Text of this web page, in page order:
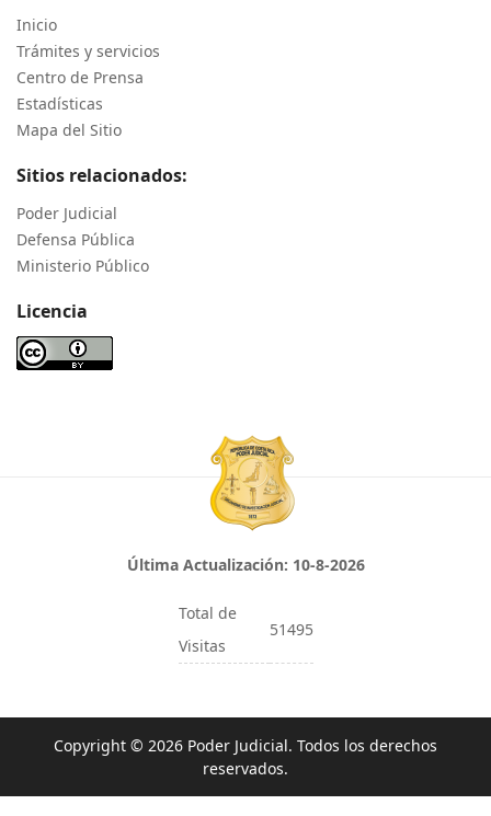
Inicio
Trámites y servicios
Centro de Prensa
Estadísticas
Mapa del Sitio
Sitios relacionados:
Poder Judicial
Defensa Pública
Ministerio Público
Licencia
Última Actualización: 10-8-2026
Total de
Visitas
51495
Copyright © 2026 Poder Judicial. Todos los derechos
reservados.